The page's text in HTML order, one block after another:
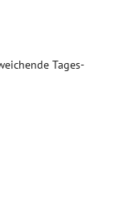
Tages-